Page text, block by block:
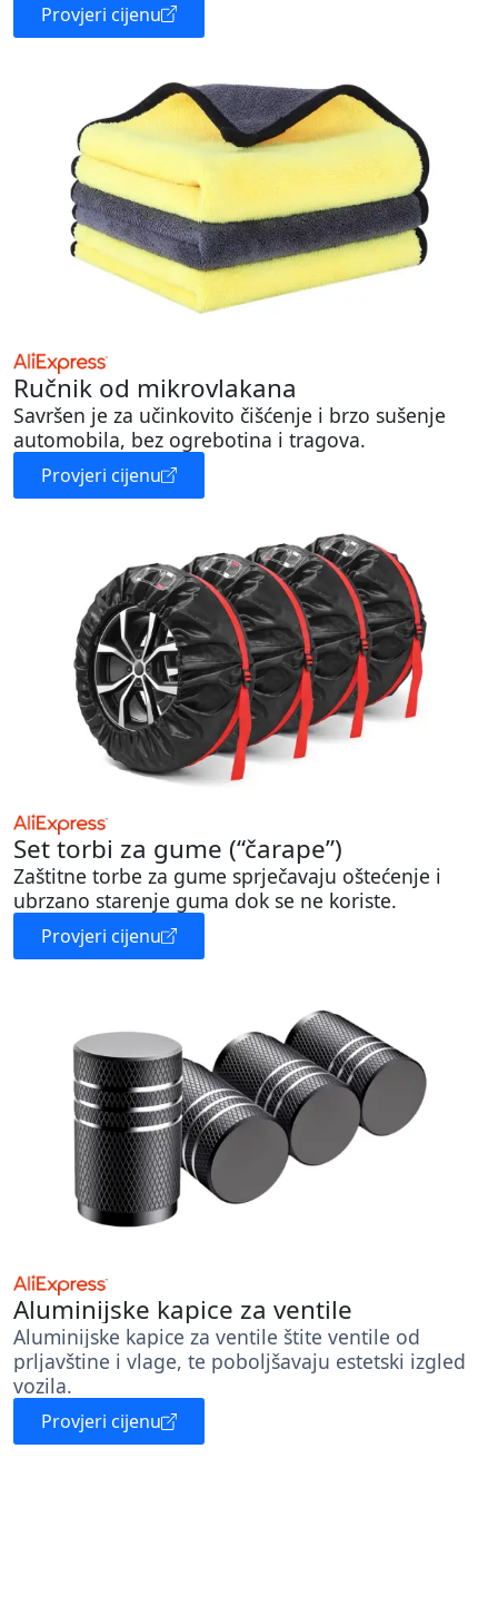
Provjeri cijenu
Ručnik od mikrovlakana
Savršen je za učinkovito čišćenje i brzo sušenje
automobila, bez ogrebotina i tragova.
Provjeri cijenu
Set torbi za gume (“čarape”)
Zaštitne torbe za gume sprječavaju oštećenje i
ubrzano starenje guma dok se ne koriste.
Provjeri cijenu
Aluminijske kapice za ventile
Aluminijske kapice za ventile štite ventile od
prljavštine i vlage, te poboljšavaju estetski izgled
vozila.
Provjeri cijenu